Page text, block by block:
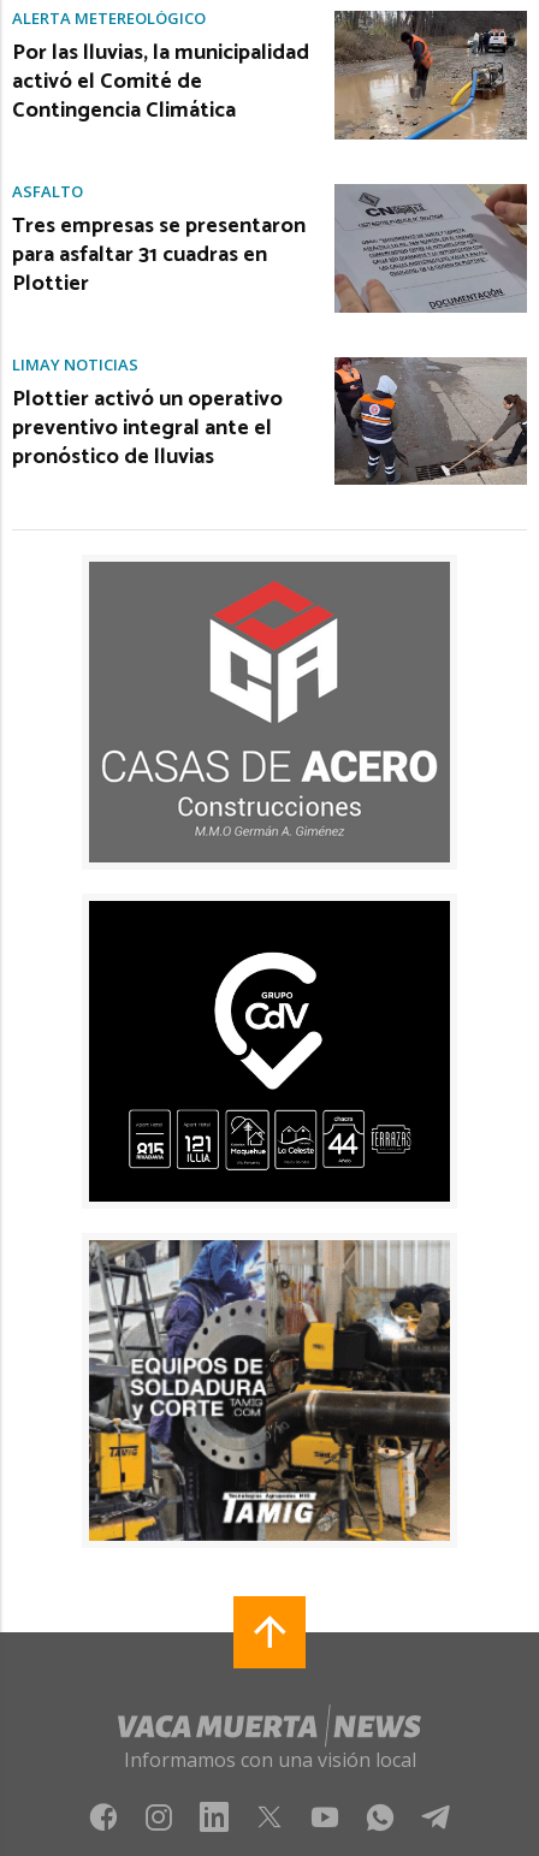
ALERTA METEREOLÓGICO
Por las lluvias, la municipalidad
activó el Comité de
Contingencia Climática
ASFALTO
Tres empresas se presentaron
para asfaltar 31 cuadras en
Plottier
LIMAY NOTICIAS
Plottier activó un operativo
preventivo integral ante el
pronóstico de lluvias
Informamos con una visión local